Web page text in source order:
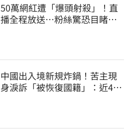
50萬網紅遭「爆頭射殺」！直
播全程放送…粉絲驚恐目睹慘
中國出入境新規炸鍋！苦主現
身淚訴「被恢復國籍」：近4億